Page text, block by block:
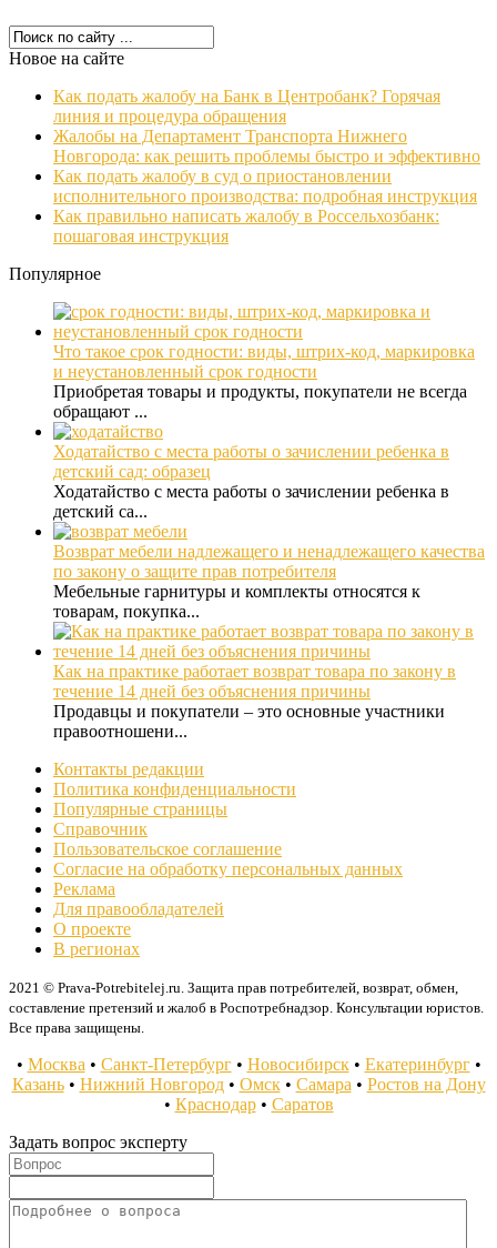
Новое на сайте
Как подать жалобу на Банк в Центробанк? Горячая
линия и процедура обращения
Жалобы на Департамент Транспорта Нижнего
Новгорода: как решить проблемы быстро и эффективно
Как подать жалобу в суд о приостановлении
исполнительного производства: подробная инструкция
Как правильно написать жалобу в Россельхозбанк:
пошаговая инструкция
Популярное
Что такое срок годности: виды, штрих-код, маркировка
и неустановленный срок годности
Приобретая товары и продукты, покупатели не всегда
обращают ...
Ходатайство с места работы о зачислении ребенка в
детский сад: образец
Ходатайство с места работы о зачислении ребенка в
детский са...
Возврат мебели надлежащего и ненадлежащего качества
по закону о защите прав потребителя
Мебельные гарнитуры и комплекты относятся к
товарам, покупка...
Как на практике работает возврат товара по закону в
течение 14 дней без объяснения причины
Продавцы и покупатели – это основные участники
правоотношени...
Контакты редакции
Политика конфиденциальности
Популярные страницы
Справочник
Пользовательское соглашение
Согласие на обработку персональных данных
Реклама
Для правообладателей
О проекте
В регионах
2021 © Prava-Potrebitelej.ru. Защита прав потребителей, возврат, обмен,
составление претензий и жалоб в Роспотребнадзор. Консультации юристов.
Все права защищены.
• Москва• Санкт-Петербург• Новосибирск• Екатеринбург•
Казань• Нижний Новгород• Омск• Самара• Ростов на Дону
• Краснодар• Саратов
Задать вопрос эксперту